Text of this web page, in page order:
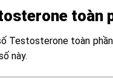
toàn
Testosterone toàn
này.